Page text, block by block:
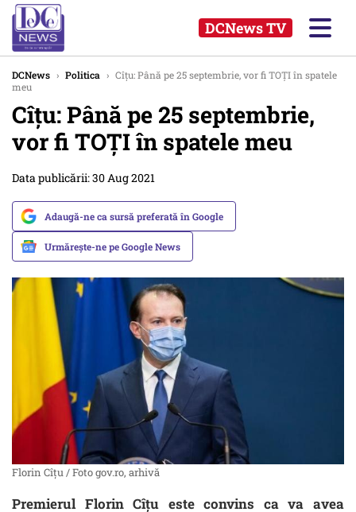
DCNews TV
DCNews › Politica › Cîțu: Până pe 25 septembrie, vor fi TOȚI în spatele
meu
Cîțu: Până pe 25 septembrie,
vor fi TOȚI în spatele meu
Data publicării: 30 Aug 2021
Adaugă-ne ca sursă preferată în Google
Urmărește-ne pe Google News
Florin Cîțu / Foto gov.ro, arhivă
Premierul Florin Cîțu este convins ca va avea